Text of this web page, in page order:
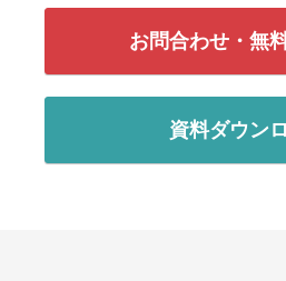
お問合わせ・無
資料ダウン